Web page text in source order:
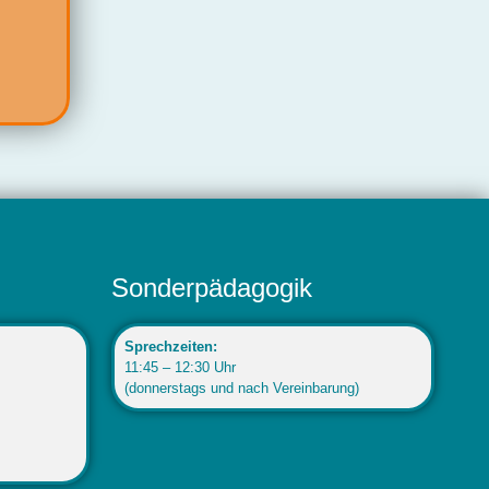
Sonderpädagogik
Sprechzeiten:
11:45 – 12:30 Uhr
(donnerstags und nach Vereinbarung)